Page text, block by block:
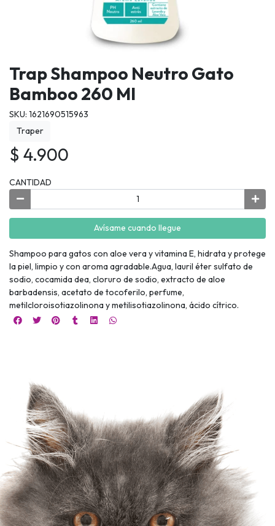
Trap Shampoo Neutro Gato
Bamboo 260 Ml
SKU: 1621690515963
Traper
$ 4.900
CANTIDAD
Avísame cuando llegue
Shampoo para gatos con aloe vera y vitamina E, hidrata y protege
la piel, limpio y con aroma agradable.Agua, lauril éter sulfato de
sodio, cocamida dea, cloruro de sodio, extracto de aloe
barbadensis, acetato de tocoferilo, perfume,
metilcloroisotiazolinona y metilisotiazolinona, ácido cítrico.